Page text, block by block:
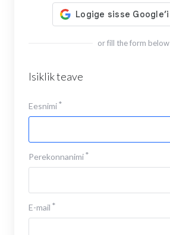
or fill the form below
Isiklik teave
Eesnimi
Perekonnanimi
E-mail